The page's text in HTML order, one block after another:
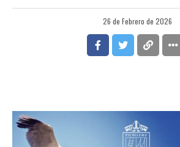
26 de Febrero de 2026